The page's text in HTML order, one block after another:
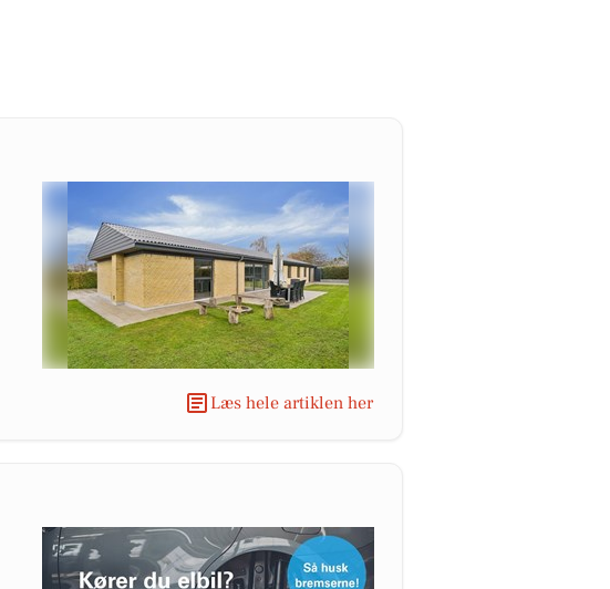
Læs hele artiklen her